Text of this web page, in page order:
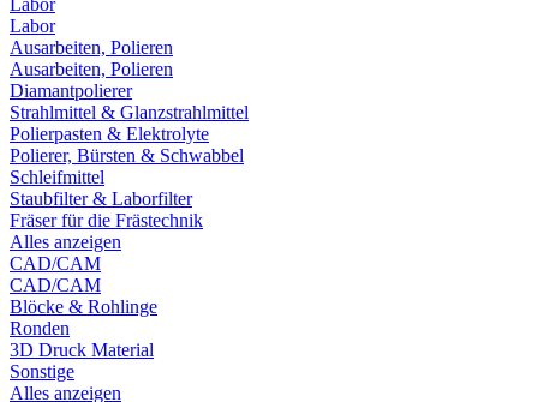
Labor
Labor
Ausarbeiten, Polieren
Ausarbeiten, Polieren
Diamantpolierer
Strahlmittel & Glanzstrahlmittel
Polierpasten & Elektrolyte
Polierer, Bürsten & Schwabbel
Schleifmittel
Staubfilter & Laborfilter
Fräser für die Frästechnik
Alles anzeigen
CAD/CAM
CAD/CAM
Blöcke & Rohlinge
Ronden
3D Druck Material
Sonstige
Alles anzeigen